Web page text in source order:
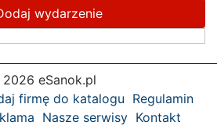
wydarzenie
eSanok.pl
firmę do katalogu Regulamin
Nasze serwisy Kontakt